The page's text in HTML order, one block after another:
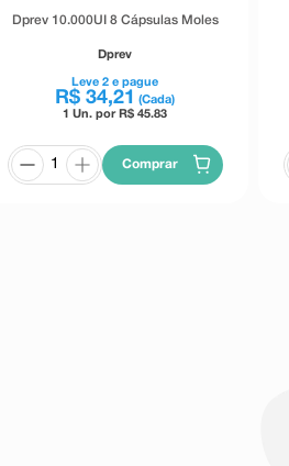
Dprev 10.000UI 8 Cápsulas Moles
Dprev
Leve2 e pague
R$ 34,21
(Cada)
1 Un. por R$45.83
Comprar